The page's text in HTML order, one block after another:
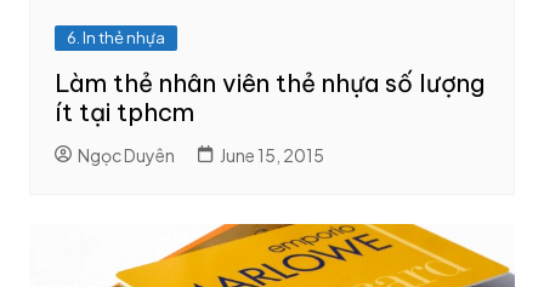
6. In thẻ nhựa
Làm thẻ nhân viên thẻ nhựa số lượng
ít tại tphcm
Ngọc Duyên June 15, 2015